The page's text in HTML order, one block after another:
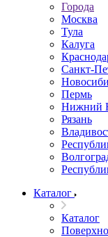
Города
Москва
Тула
Калуга
Санкт-
Пермь
Нижний
Рязань
Каталог
Каталог